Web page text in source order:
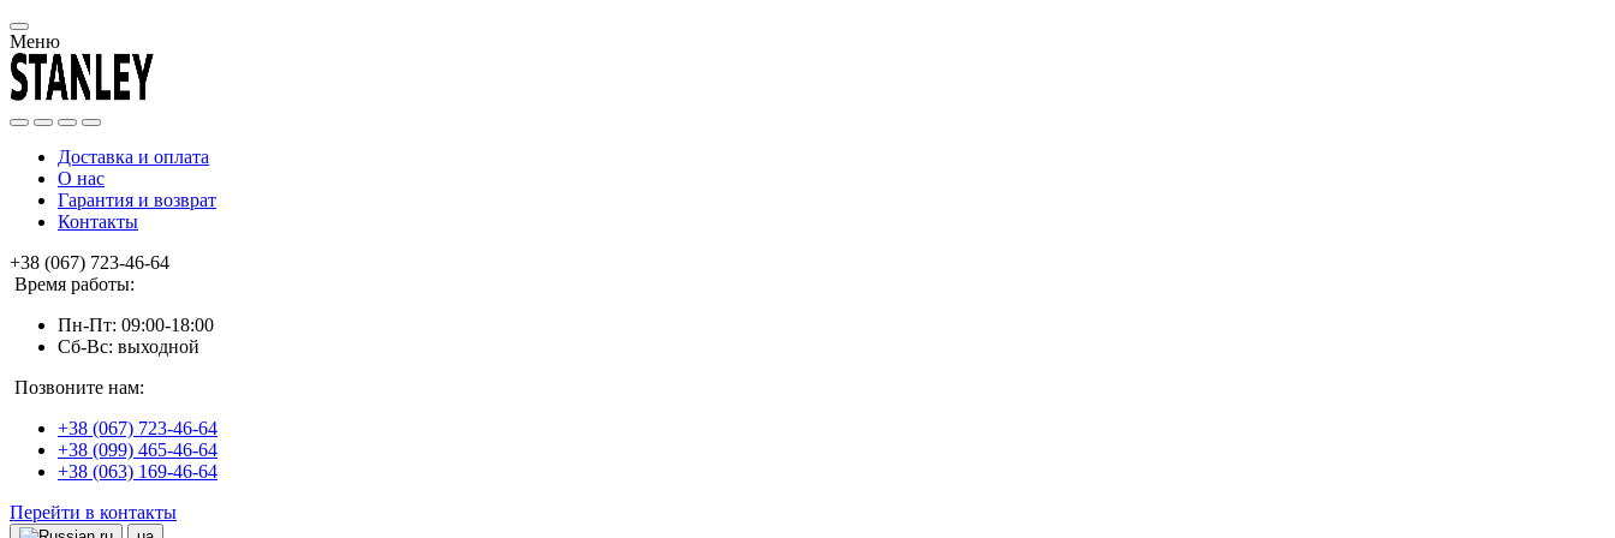
Меню
Доставка и оплата
О нас
Гарантия и возврат
Контакты
+38 (067) 723-46-64
Время работы:
Пн-Пт: 09:00-18:00
Сб-Вс: выходной
Позвоните нам:
+38 (067) 723-46-64
+38 (099) 465-46-64
+38 (063) 169-46-64
Перейти в контакты